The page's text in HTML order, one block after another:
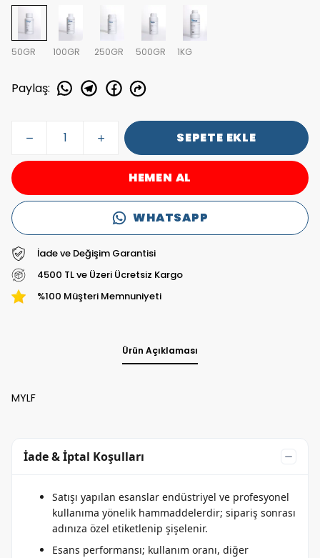
50GR 100GR 250GR 500GR 1KG
Paylaş:
SEPETE EKLE
HEMEN AL
WHATSAPP
İade ve Değişim Garantisi
4500 TL ve Üzeri Ücretsiz Kargo
%100 Müşteri Memnuniyeti
Ürün Açıklaması
MYLF
İade & İptal Koşulları
Satışı yapılan esanslar endüstriyel ve profesyonel
kullanıma yönelik hammaddelerdir; sipariş sonrası
adınıza özel etiketlenip şişelenir.
Esans performansı; kullanım oranı, diğer